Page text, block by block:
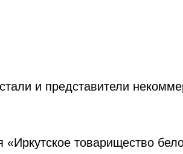
и представители
товарищество